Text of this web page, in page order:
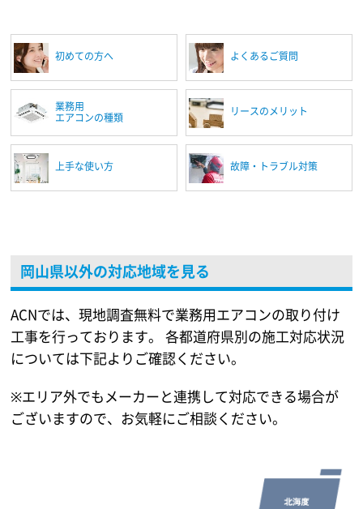
初めての方へ よくあるご質問
業務用
エアコンの種類
リースのメリット
上手な使い方 故障・トラブル対策
岡山県以外の対応地域を見る
ACNでは、現地調査無料で業務用エアコンの取り付け
工事を行っております。 各都道府県別の施工対応状況
については下記よりご確認ください。
※エリア外でもメーカーと連携して対応できる場合が
ございますので、お気軽にご相談ください。